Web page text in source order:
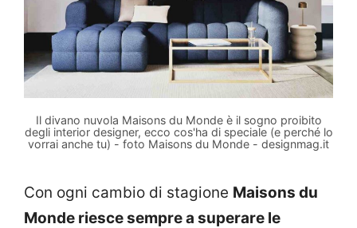
Il divano nuvola Maisons du Monde è il sogno proibito
degli interior designer, ecco cos'ha di speciale (e perché lo
vorrai anche tu) - foto Maisons du Monde - designmag.it
Con ogni cambio di stagione Maisons du
Monde riesce sempre a superare le